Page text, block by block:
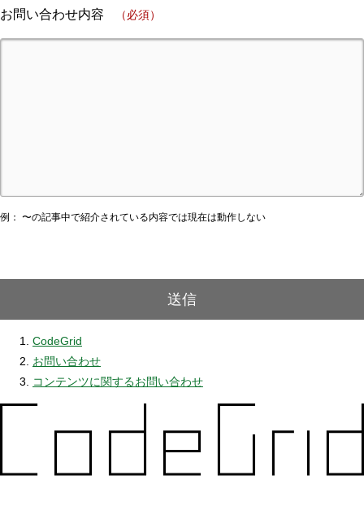
お問い合わせ内容 （必須）
例： 〜の記事中で紹介されている内容では現在は動作しない
送信
CodeGrid
お問い合わせ
コンテンツに関するお問い合わせ